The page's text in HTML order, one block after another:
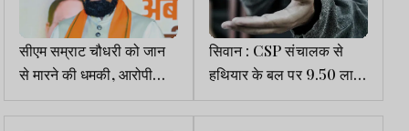
सीएम सम्राट चौधरी को जान
से मारने की धमकी, आरोपी
गुजरात से गिरफ्तार
सिवान : CSP संचालक से
हथियार के बल पर 9.50 लाख
की लूट